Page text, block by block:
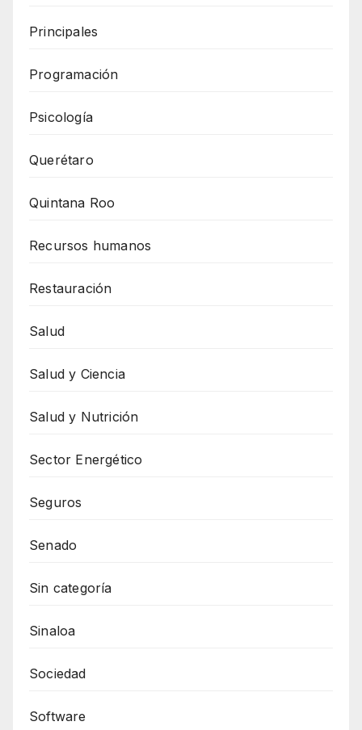
Principales
Programación
Psicología
Querétaro
Quintana Roo
Recursos humanos
Restauración
Salud
Salud y Ciencia
Salud y Nutrición
Sector Energético
Seguros
Senado
Sin categoría
Sinaloa
Sociedad
Software